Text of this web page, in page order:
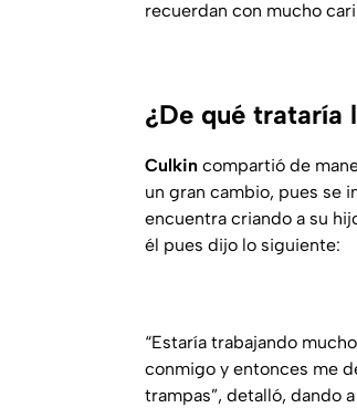
recuerdan con mucho
¿De qué trataría
Culkin compartió de
un gran cambio, pues se
encuentra criando a su
él pues dijo lo siguiente:
“Estaría trabajando
conmigo y entonces me
trampas”, detalló, dando